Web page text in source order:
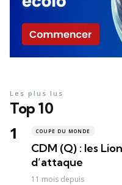
Top 10
Les plus lus
COUPE DU MONDE
CDM (Q) : les
d’attaque
11 mois depuis